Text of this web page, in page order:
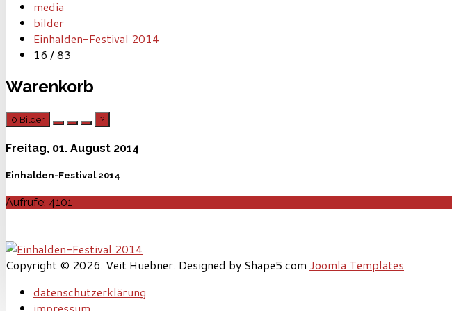
media
bilder
Einhalden-Festival 2014
16 / 83
Warenkorb
0 Bilder ?
Freitag, 01. August 2014
Einhalden-Festival 2014
Aufrufe: 4101
Copyright © 2026. Veit Huebner. Designed by Shape5.com Joomla Templates
datenschutzerklärung